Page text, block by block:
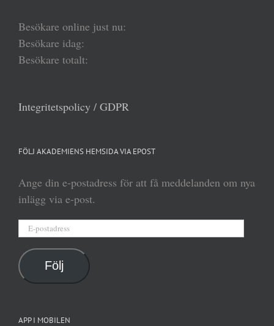
Besökare online just nu:
Besökare idag:
Besökare totalt:
Integritetspolicy / GDPR
FÖLJ AKADEMIENS HEMSIDA VIA EPOST
Ange din e-postadress för att få meddelanden om nya
inlägg via e-post.
postadress
Följ
APP I MOBILEN